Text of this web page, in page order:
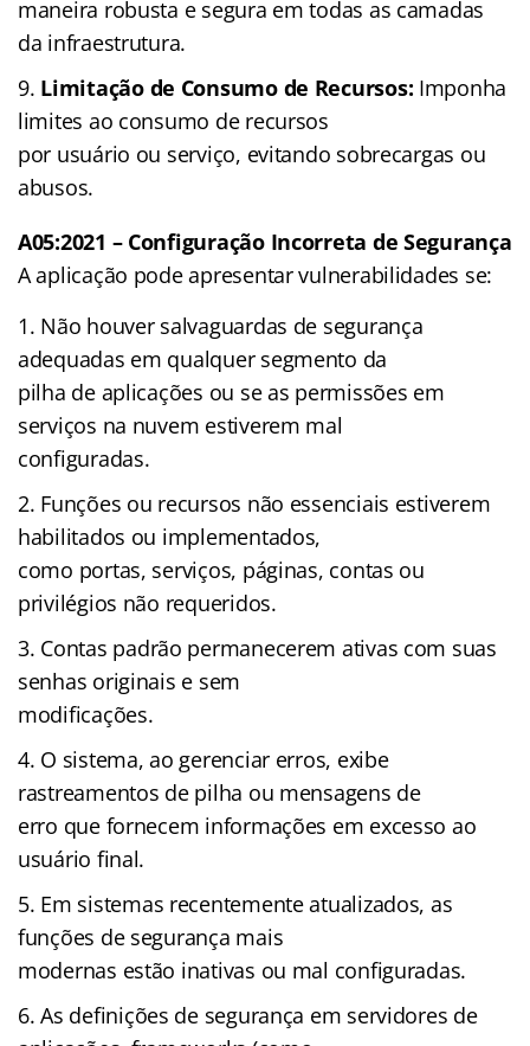
maneira robusta e segura em todas as camadas
da infraestrutura.
Limitação de Consumo de Recursos: Imponha
limites ao consumo de recursos
por usuário ou serviço, evitando sobrecargas ou
abusos.
A05:2021 – Configuração Incorreta de Segurança
A aplicação pode apresentar vulnerabilidades se:
Não houver salvaguardas de segurança
adequadas em qualquer segmento da
pilha de aplicações ou se as permissões em
serviços na nuvem estiverem mal
configuradas.
Funções ou recursos não essenciais estiverem
habilitados ou implementados,
como portas, serviços, páginas, contas ou
privilégios não requeridos.
Contas padrão permanecerem ativas com suas
senhas originais e sem
modificações.
O sistema, ao gerenciar erros, exibe
rastreamentos de pilha ou mensagens de
erro que fornecem informações em excesso ao
usuário final.
Em sistemas recentemente atualizados, as
funções de segurança mais
modernas estão inativas ou mal configuradas.
As definições de segurança em servidores de